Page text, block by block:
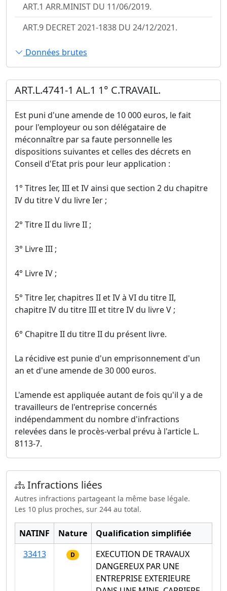
ART.1 ARR.MINIST DU 11/06/2019.
ART.9 DECRET 2021-1838 DU 24/12/2021.
Données brutes
ART.L.4741-1 AL.1 1° C.TRAVAIL.
Est puni d'une amende de 10 000 euros, le fait
pour l'employeur ou son délégataire de
méconnaître par sa faute personnelle les
dispositions suivantes et celles des décrets en
Conseil d'Etat pris pour leur application :
1° Titres Ier, III et IV ainsi que section 2 du chapitre
IV du titre V du livre Ier ;
2° Titre II du livre II ;
3° Livre III ;
4° Livre IV ;
5° Titre Ier, chapitres II et IV à VI du titre II,
chapitre IV du titre III et titre IV du livre V ;
6° Chapitre II du titre II du présent livre.
La récidive est punie d'un emprisonnement d'un
an et d'une amende de 30 000 euros.
L'amende est appliquée autant de fois qu'il y a de
travailleurs de l'entreprise concernés
indépendamment du nombre d'infractions
relevées dans le procès-verbal prévu à l'article L.
8113-7.
Infractions liées
Autres infractions partageant la même base légale.
Les 10 plus proches, sur 244 au total.
NATINF Nature
Qualification simplifiée
33413
D
EXECUTION DE TRAVAUX
DANGEREUX PAR UNE
ENTREPRISE EXTERIEURE